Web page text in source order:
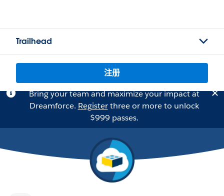
Trailhead
注册
Bring your team and maximize your impact at
Dreamforce. Registerthree or more to unlock
$999 passes.